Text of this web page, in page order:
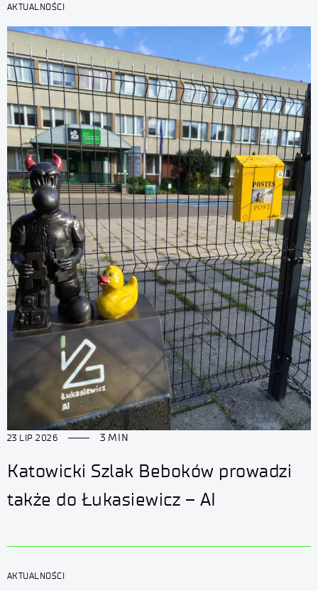
AKTUALNOŚCI
23 LIP 2026 3 MIN
Katowicki Szlak Beboków prowadzi
także do Łukasiewicz – AI
AKTUALNOŚCI